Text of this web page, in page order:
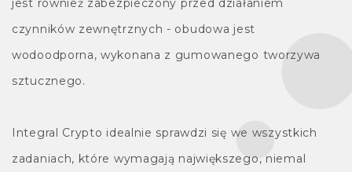
jest również zabezpieczony przed działaniem
czynników zewnętrznych - obudowa jest
wodoodporna, wykonana z gumowanego tworzywa
sztucznego.
Integral Crypto idealnie sprawdzi się we wszystkich
zadaniach, które wymagają największego, niemal